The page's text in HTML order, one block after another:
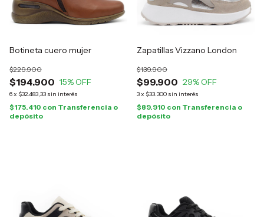
Botineta cuero mujer
$194.900
$229.900
15% OFF
6x $32.483,33 sin interés
$175.410 con Transferencia o
depósito
Zapatillas Vizzano London
$99.900
$139.900
29% OFF
3x $33.300 sin interés
$89.910 con Transferencia o
depósito